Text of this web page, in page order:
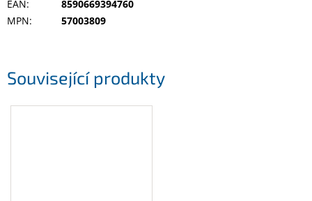
Inpraise
Související produkty
EAN:
8590669394760
MPN: 57003809